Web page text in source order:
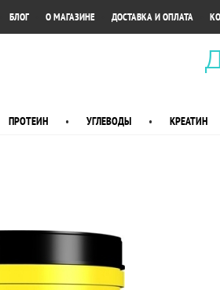
БЛОГ О МАГАЗИНЕ ДОСТАВКА И ОПЛАТА
ПРОТЕИН • УГЛЕВОДЫ • КРЕАТИН